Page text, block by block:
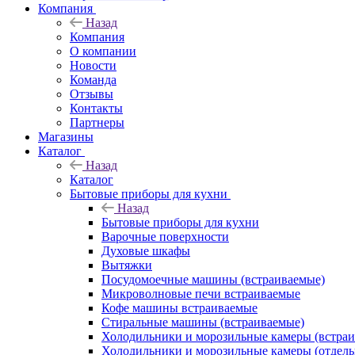
Компания
Назад
Компания
О компании
Новости
Команда
Отзывы
Контакты
Партнеры
Магазины
Каталог
Назад
Каталог
Бытовые приборы для кухни
Назад
Бытовые приборы для кухни
Варочные поверхности
Духовые шкафы
Вытяжки
Посудомоечные машины (встраиваемые)
Микроволновые печи встраиваемые
Кофе машины встраиваемые
Стиральные машины (встраиваемые)
Холодильники и морозильные камеры
Холодильники и морозильные камеры